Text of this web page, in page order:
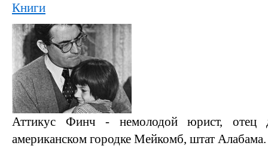
Книги
Аттикус Финч - немолодой юрист, отец
американском городке Мейкомб, штат